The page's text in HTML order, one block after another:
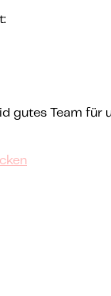
gutes Team für